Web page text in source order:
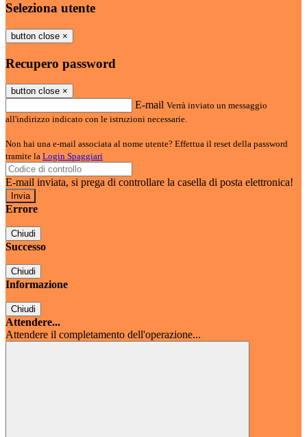
Seleziona utente
button close ×
Recupero password
button close ×
E-mail Verrà inviato un messaggio
all'indirizzo indicato con le istruzioni necessarie.
Non hai una e-mail associata al nome utente? Effettua il reset della password
tramite la Login Spaggiari
E-mail inviata, si prega di controllare la casella di posta elettronica!
Errore
Chiudi
Successo
Chiudi
Informazione
Chiudi
Attendere...
Attendere il completamento dell'operazione...